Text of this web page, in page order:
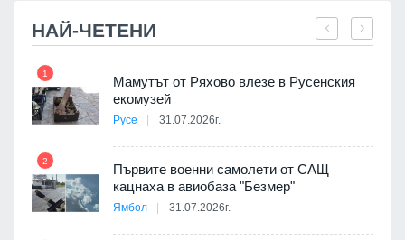
НАЙ-ЧЕТЕНИ
1
Мамутът от Ряхово влезе в Русенския
екомузей
Русе 31.07.2026г.
2
Първите военни самолети от САЩ
кацнаха в авиобаза "Безмер"
Ямбол 31.07.2026г.